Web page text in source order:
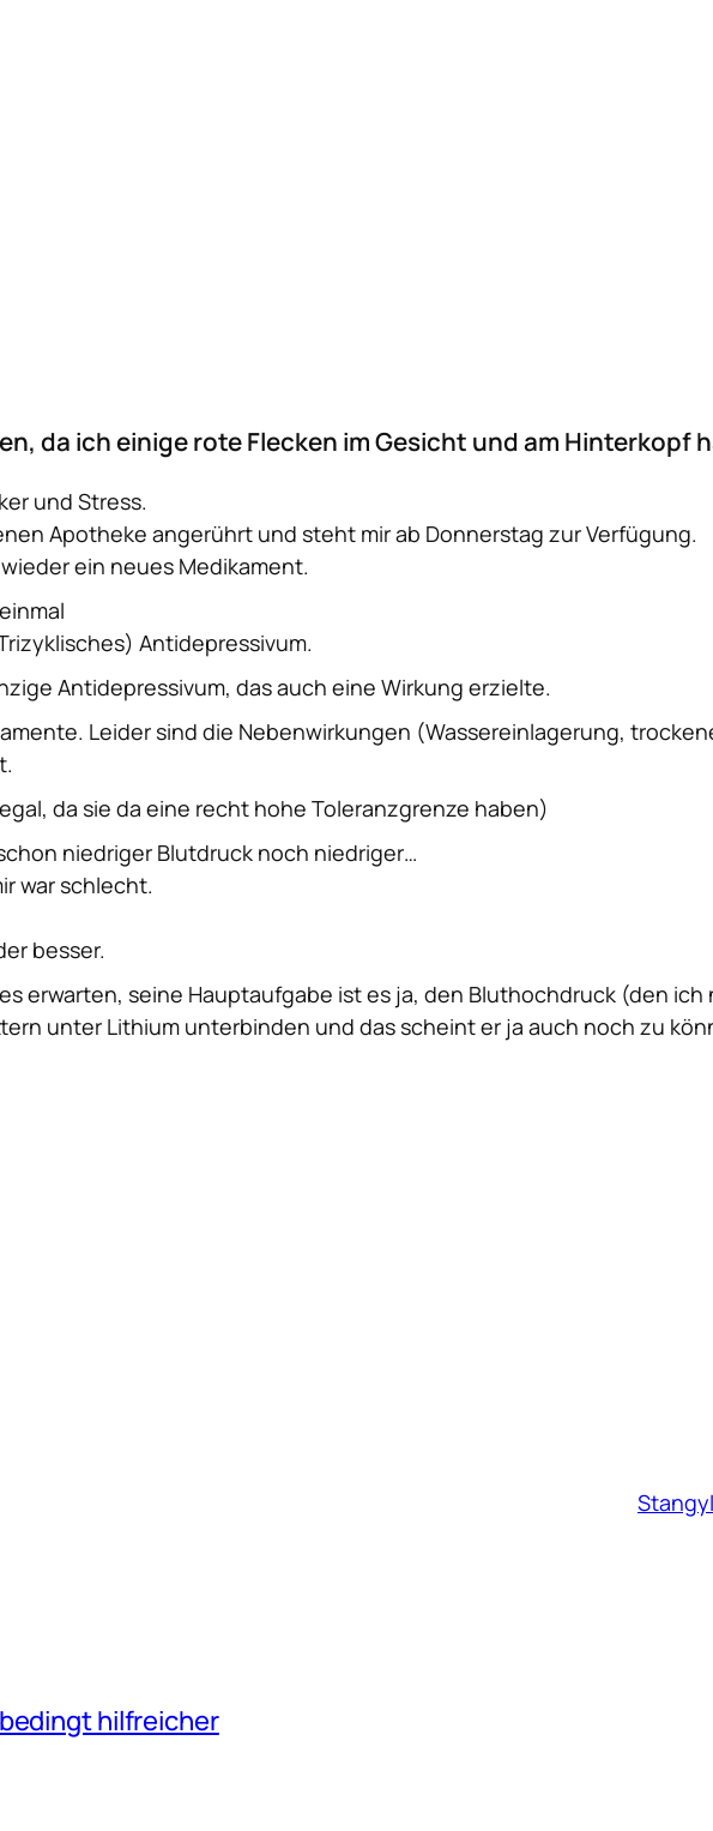
da ich einige rote Flecken im Gesicht und am Hinterkopf
und Stress.
Apotheke angerührt und steht mir ab Donnerstag zur Verfügung.
ein neues Medikament.
Antidepressivum.
Antidepressivum, das auch eine Wirkung erzielte.
Leider sind die Nebenwirkungen (Wassereinlagerung,
da sie da eine recht hohe Toleranzgrenze haben)
niedriger Blutdruck noch niedriger…
war schlecht.
besser.
erwarten, seine Hauptaufgabe ist es ja, den Bluthochdruck (den
unter Lithium unterbinden und das scheint er ja auch noch zu
hilfreicher